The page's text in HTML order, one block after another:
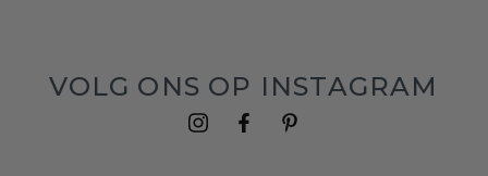
VOLG ONS OP INSTAGRAM